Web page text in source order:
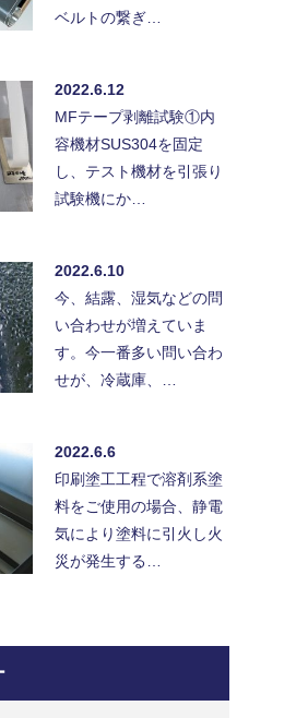
ベルトの繋ぎ…
2022.6.12
MFテープ剥離試験①内
容機材SUS304を固定
し、テスト機材を引張り
試験機にか…
2022.6.10
今、結露、湿気などの問
い合わせが増えていま
す。今一番多い問い合わ
せが、冷蔵庫、…
2022.6.6
印刷塗工工程で溶剤系塗
料をご使用の場合、静電
気により塗料に引火し火
災が発生する…